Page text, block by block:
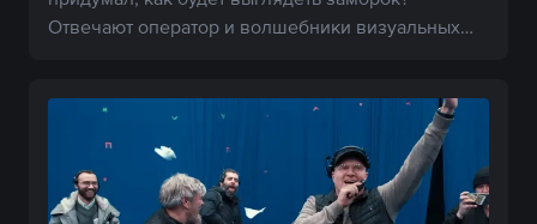
Отвечают оператор и волшебники визуальных